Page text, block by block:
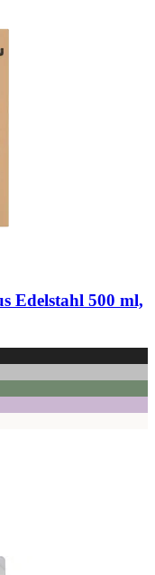
Edelstahl 500 ml,